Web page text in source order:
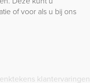
of voor als u bij ons